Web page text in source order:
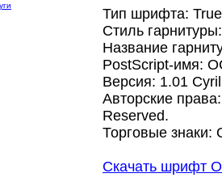
Тип шрифта:
Стиль
Название
PostScript-имя:
Версия: 1.01
Авторские
Reserved.
Торговые знаки:
Скачать шрифт